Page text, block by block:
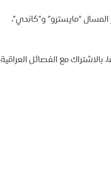
ناقلتي الغاز المسال “مايسترو” و”كاندي”،
بالاشتراك مع الفصائل العراقية